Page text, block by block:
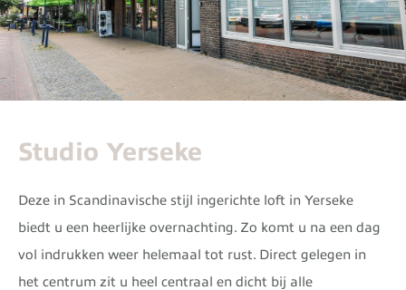
Studio Yerseke
Deze in Scandinavische stijl ingerichte loft in Yerseke
biedt u een heerlijke overnachting. Zo komt u na een dag
vol indrukken weer helemaal tot rust. Direct gelegen in
het centrum zit u heel centraal en dicht bij alle